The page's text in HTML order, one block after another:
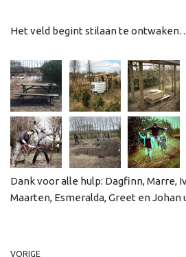
Het veld begint stilaan te
Dank voor alle hulp: Dagfinn, Marre,
Maarten, Esmeralda, Greet en Johan
VORIGE